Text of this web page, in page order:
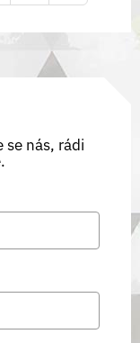
se nás, rádi